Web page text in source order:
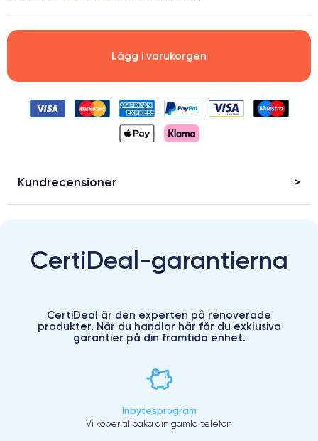
Lägg i varukorgen
Kundrecensioner
CertiDeal-garantierna
CertiDeal är den experten på renoverade
produkter. När du handlar här får du exklusiva
garantier på din framtida enhet.
Inbytesprogram
Vi köper tillbaka din gamla telefon